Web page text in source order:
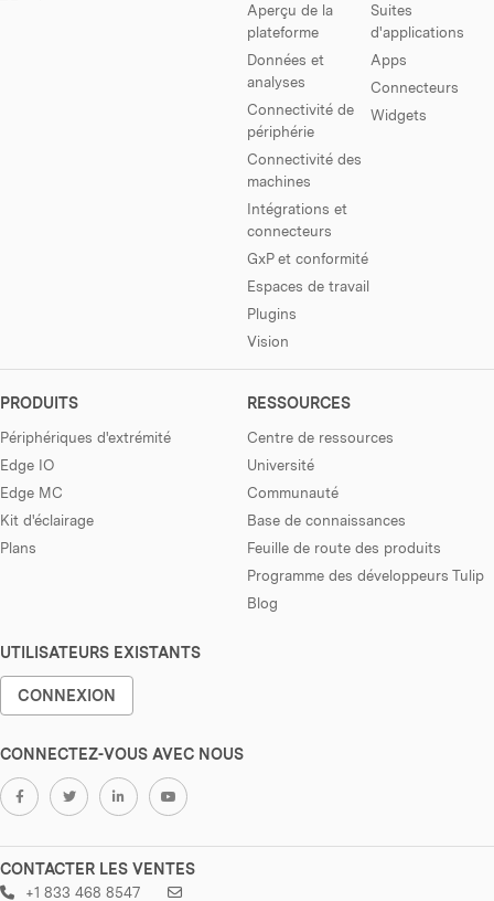
Aperçu de la
plateforme
Données et
analyses
Connectivité de
périphérie
Connectivité des
machines
Intégrations et
connecteurs
GxP et conformité
Espaces de travail
Plugins
Vision
Suites
d'applications
Apps
Connecteurs
Widgets
PRODUITS
Périphériques d'extrémité
Edge IO
Edge MC
Kit d'éclairage
Plans
RESSOURCES
Centre de ressources
Université
Communauté
Base de connaissances
Feuille de route des produits
Programme des développeurs Tulip
Blog
UTILISATEURS EXISTANTS
CONNEXION
CONNECTEZ-VOUS AVEC NOUS
CONTACTER LES VENTES
+1 833 468 8547